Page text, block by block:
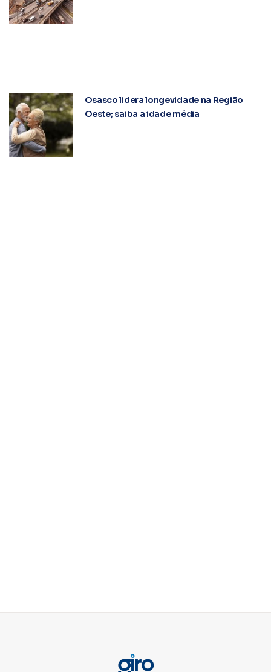
Osasco lidera longevidade na Região
Oeste; saiba a idade média